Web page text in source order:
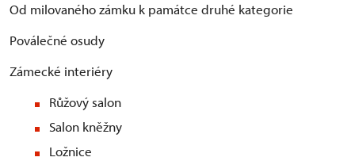
Od milovaného zámku k památce druhé kategorie
Poválečné osudy
Zámecké interiéry
Růžový salon
Salon kněžny
Ložnice